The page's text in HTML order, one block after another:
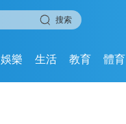
搜索
娛樂 生活 教育 體育